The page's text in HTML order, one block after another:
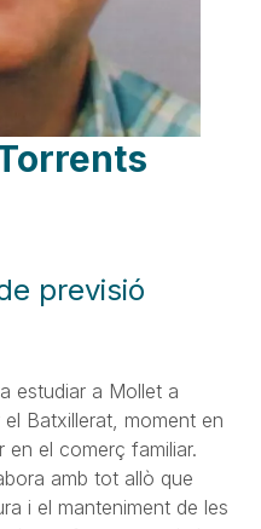
previsió
estudiar a Mollet a
el Batxillerat, moment en
en el comerç familiar.
amb tot allò que
i el manteniment de les